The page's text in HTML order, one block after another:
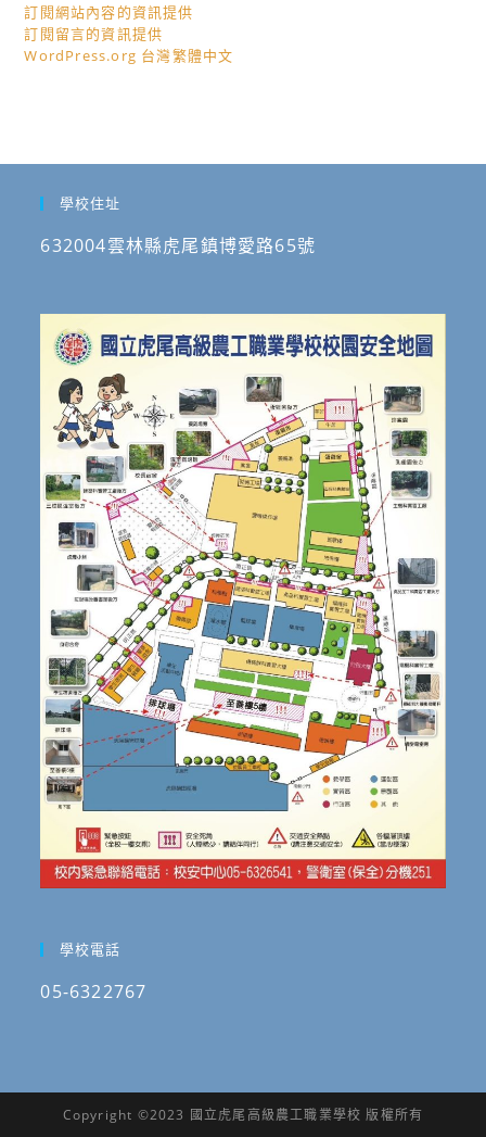
訂閱網站內容的資訊提供
訂閱留言的資訊提供
WordPress.org 台灣繁體中文
學校住址
632004雲林縣虎尾鎮博愛路65號
學校電話
05-6322767
Copyright ©2023 國立虎尾高級農工職業學校 版權所有